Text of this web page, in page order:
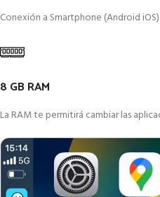
Conexión a Smartphone (Android iOS).
8 GB RAM
La RAM te permitirá cambiar las